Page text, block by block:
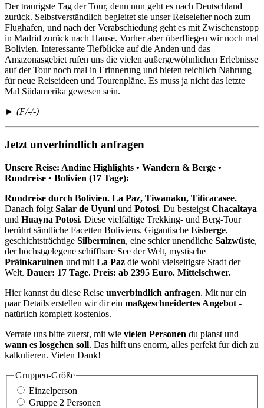
Der traurigste Tag der Tour, denn nun geht es nach Deutschland
zurück. Selbstverständlich begleitet sie unser Reiseleiter noch zum
Flughafen, und nach der Verabschiedung geht es mit Zwischenstopp
in Madrid zurück nach Hause. Vorher aber überfliegen wir noch mal
Bolivien. Interessante Tiefblicke auf die Anden und das
Amazonasgebiet rufen uns die vielen außergewöhnlichen Erlebnisse
auf der Tour noch mal in Erinnerung und bieten reichlich Nahrung
für neue Reiseideen und Tourenpläne. Es muss ja nicht das letzte
Mal Südamerika gewesen sein.
► (F/-/-)
Jetzt unverbindlich anfragen
Unsere Reise: Andine Highlights • Wandern & Berge •
Rundreise • Bolivien (17 Tage):
Rundreise durch Bolivien. La Paz, Tiwanaku, Titicacasee.
Danach folgt Salar de Uyuni und Potosi. Du besteigst Chacaltaya
und Huayna Potosi. Diese vielfältige Trekking- und Berg-Tour
berührt sämtliche Facetten Boliviens. Gigantische Eisberge,
geschichtsträchtige Silberminen, eine schier unendliche Salzwüste,
der höchstgelegene schiffbare See der Welt, mystische
Präinkaruinen und mit La Paz die wohl vielseitigste Stadt der
Welt. Dauer: 17 Tage. Preis: ab 2395 Euro. Mittelschwer.
Hier kannst du diese Reise unverbindlich anfragen. Mit nur ein
paar Details erstellen wir dir ein maßgeschneidertes Angebot -
natürlich komplett kostenlos.
Verrate uns bitte zuerst, mit wie vielen Personen du planst und
wann es losgehen soll. Das hilft uns enorm, alles perfekt für dich zu
kalkulieren. Vielen Dank!
Gruppen-Größe
Einzelperson
Gruppe 2 Personen